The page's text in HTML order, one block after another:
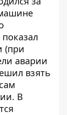
(при
аварии
взять
В